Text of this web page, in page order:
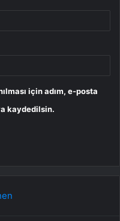
için adım, e-posta
kaydedilsin.